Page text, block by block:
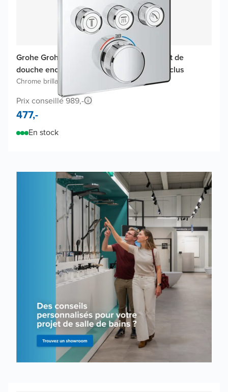
Grohe Grohtherm SmartControl thermostat de
douche encastré, élément encastré non inclus
Chrome brillant
Prix conseillé 989,-
477,-
En stock